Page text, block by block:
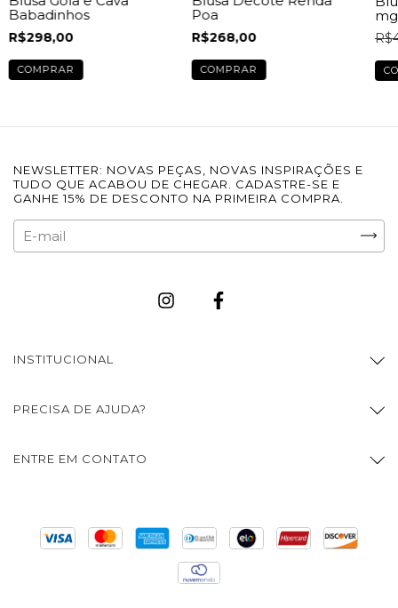
Babadinhos
R$298,00
COMPRAR
Poa
R$268,00
COMPRAR
NEWSLETTER: NOVAS PEÇAS, NOVAS INSPIRAÇÕES E
TUDO QUE ACABOU DE CHEGAR. CADASTRE-SE E
GANHE 15% DE DESCONTO NA PRIMEIRA COMPRA.
INSTITUCIONAL
PRECISA DE AJUDA?
ENTRE EM CONTATO